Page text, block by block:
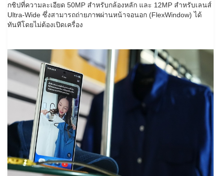
กชิปที่ความละเอียด 50MP สำหรับกล้องหลัก และ 12MP สำหรับเลนส์
Ultra-Wide ซึ่งสามารถถ่ายภาพผ่านหน้าจอนอก (FlexWindow) ได้
ทันทีโดยไม่ต้องเปิดเครื่อง